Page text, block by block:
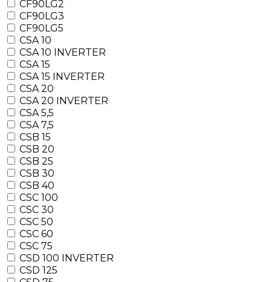
CF90LG2
CF90LG3
CF90LG5
CSA 10
CSA 10 INVERTER
CSA 15
CSA 15 INVERTER
CSA 20
CSA 20 INVERTER
CSA 5,5
CSA 7,5
CSB 15
CSB 20
CSB 25
CSB 30
CSB 40
CSC 100
CSC 30
CSC 50
CSC 60
CSC 75
CSD 100 INVERTER
CSD 125